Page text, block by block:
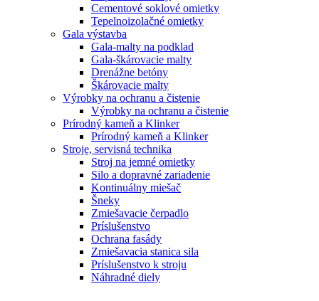
Cementové soklové omietky
Tepelnoizolačné omietky
Gala výstavba
Gala-malty na podklad
Gala-škárovacie malty
Drenážne betóny
Škárovacie malty
Výrobky na ochranu a čistenie
Výrobky na ochranu a čistenie
Prírodný kameň a Klinker
Prírodný kameň a Klinker
Stroje, servisná technika
Stroj na jemné omietky
Silo a dopravné zariadenie
Kontinuálny miešač
Šneky
Zmiešavacie čerpadlo
Príslušenstvo
Ochrana fasády
Zmiešavacia stanica sila
Príslušenstvo k stroju
Náhradné diely